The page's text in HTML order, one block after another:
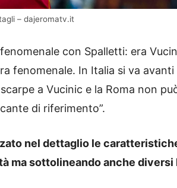
– dajeromatv.it
con Spalletti: era
fenomenale. In Italia si va avanti
a Vucinic e la Roma non
di riferimento”.
nel dettaglio le
ma sottolineando anche diversi